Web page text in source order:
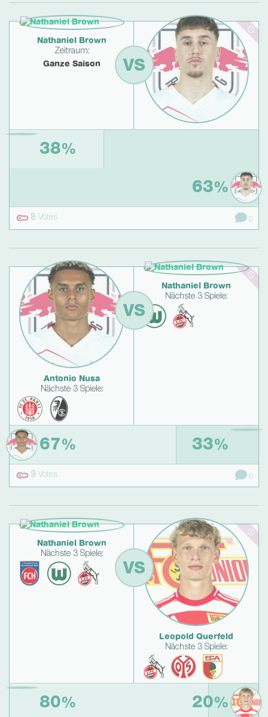
Nathaniel Brown
Zeitraum:
Ganze Saison
VS
38%
63%
8 Votes 0
Antonio Nusa
Nächste 3 Spiele:
VS
Nathaniel Brown
Nächste 3 Spiele:
67% 33%
9 Votes 0
Nathaniel Brown
Nächste 3 Spiele:
VS
Leopold Querfeld
Nächste 3 Spiele:
80% 20%